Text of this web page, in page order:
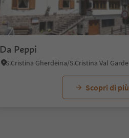
Da Peppi
Scopri di più